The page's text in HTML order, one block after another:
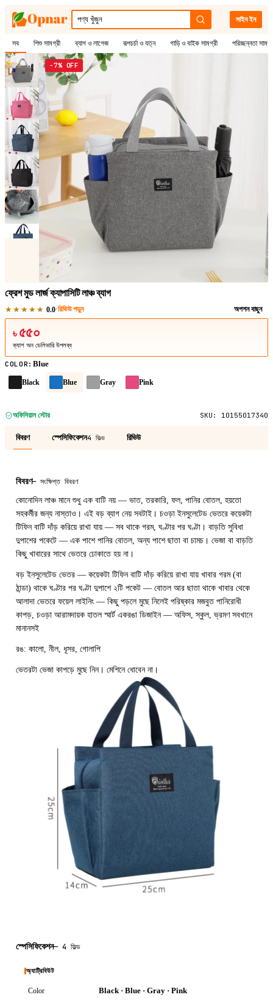
সাইন ইন
সব শিশু সামগ্রী ব্যাগ ও লাগেজ রূপচর্চা ও যত্ন গাড়ি ও বাইক সামগ্রী পরিচ্ছন্নতা
−7% OFF
ফ্রেশ মুড লার্জ ক্যাপাসিটি লাঞ্চ ব্যাগ
★★★★★ 0.0·রিভিউ পড়ুন অপশন বাছুন
৳ ৫৫০
ক্যাশ অন ডেলিভারি উপলব্ধ
COLOR : Blue
Black Blue Gray Pink
অফিসিয়াল স্টোর SKU: 10155017340
বিবরণ স্পেসিফিকেশন4 ফিল্ড রিভিউ
বিবরণ—সংক্ষিপ্ত বিবরণ
কোনোদিন লাঞ্চ মানে শুধু এক বাটি নয় — ভাত, তরকারি, ফল, পানির বোতল, হয়তো
সহকর্মীর জন্য নাস্তাও। এই বড় ব্যাগ নেয় সবটাই। চওড়া ইনসুলেটেড ভেতরে কয়েকটা
টিফিন বাটি দাঁড় করিয়ে রাখা যায় — সব থাকে গরম, ঘণ্টার পর ঘণ্টা। বাড়তি সুবিধা
দুপাশের পকেটে — এক পাশে পানির বোতল, অন্য পাশে ছাতা বা চামচ। ভেজা বা বাড়তি
কিছু খাবারের সাথে ভেতরে ঢোকাতে হয় না।
বড় ইনসুলেটেড ভেতর — কয়েকটা টিফিন বাটি দাঁড় করিয়ে রাখা যায় খাবার গরম (বা
ঠান্ডা) থাকে ঘণ্টার পর ঘণ্টা দুপাশে ২টি পকেট — বোতল আর ছাতা থাকে খাবার থেকে
আলাদা ভেতরে ফয়েল লাইনিং — কিছু পড়লে মুছে নিলেই পরিষ্কার মজবুত পানিরোধী
কাপড়, চওড়া আরামদায়ক হাতল স্মার্ট একরঙা ডিজাইন — অফিস, স্কুল, ভ্রমণ সবখানে
মানানসই
রঙ: কালো, নীল, ধূসর, গোলাপি
ভেতরটা ভেজা কাপড়ে মুছে নিন। মেশিনে ধোবেন না।
স্পেসিফিকেশন—4 ফিল্ড
অ্যাট্রিবিউট
Color Black · Blue · Gray · Pink